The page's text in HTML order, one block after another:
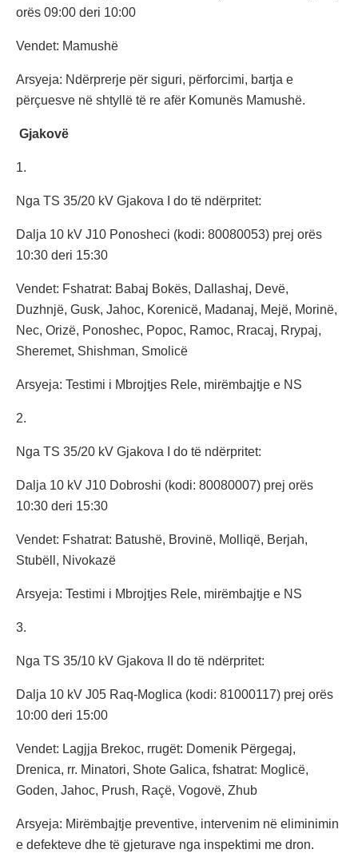
orës 09:00 deri 10:00
Vendet: Mamushë
Arsyeja: Ndërprerje për siguri, përforcimi, bartja e
përçuesve në shtyllë të re afër Komunës Mamushë.
Gjakovë
1.
Nga TS 35/20 kV Gjakova I do të ndërpritet:
Dalja 10 kV J10 Ponosheci (kodi: 80080053) prej orës
10:30 deri 15:30
Vendet: Fshatrat: Babaj Bokës, Dallashaj, Devë,
Duzhnjë, Gusk, Jahoc, Korenicë, Madanaj, Mejë, Morinë,
Nec, Orizë, Ponoshec, Popoc, Ramoc, Rracaj, Rrypaj,
Sheremet, Shishman, Smolicë
Arsyeja: Testimi i Mbrojtjes Rele, mirëmbajtje e NS
2.
Nga TS 35/20 kV Gjakova I do të ndërpritet:
Dalja 10 kV J10 Dobroshi (kodi: 80080007) prej orës
10:30 deri 15:30
Vendet: Fshatrat: Batushë, Brovinë, Molliqë, Berjah,
Stubëll, Nivokazë
Arsyeja: Testimi i Mbrojtjes Rele, mirëmbajtje e NS
3.
Nga TS 35/10 kV Gjakova II do të ndërpritet:
Dalja 10 kV J05 Raq-Moglica (kodi: 81000117) prej orës
10:00 deri 15:00
Vendet: Lagjja Brekoc, rrugët: Domenik Përgegaj,
Drenica, rr. Minatori, Shote Galica, fshatrat: Moglicë,
Goden, Jahoc, Prush, Raçë, Vogovë, Zhub
Arsyeja: Mirëmbajtje preventive, intervenim në eliminimin
e defekteve dhe të gjeturave nga inspektimi me dron.